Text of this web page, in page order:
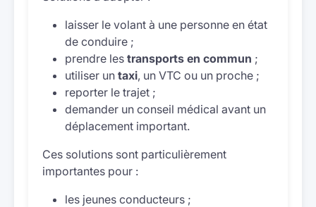
laisser le volant à une personne en état
de conduire ;
prendre les transports en commun ;
utiliser un taxi, un VTC ou un proche ;
reporter le trajet ;
demander un conseil médical avant un
déplacement important.
Ces solutions sont particulièrement
importantes pour :
les jeunes conducteurs ;